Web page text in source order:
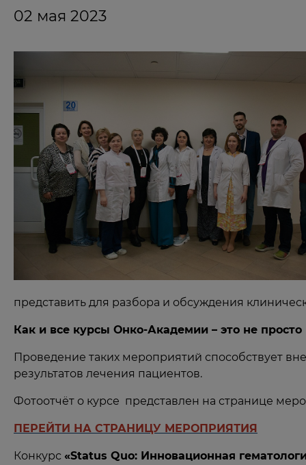
02 мая 2023
представить для разбора и обсуждения
Как и все курсы Онко-Академии – это не
Проведение таких мероприятий способствует
результатов лечения пациентов.
Фотоотчёт о курсе представлен на странице
ПЕРЕЙТИ НА СТРАНИЦУ МЕРОПРИЯТИЯ
Конкурс «Status Quo: Инновационная